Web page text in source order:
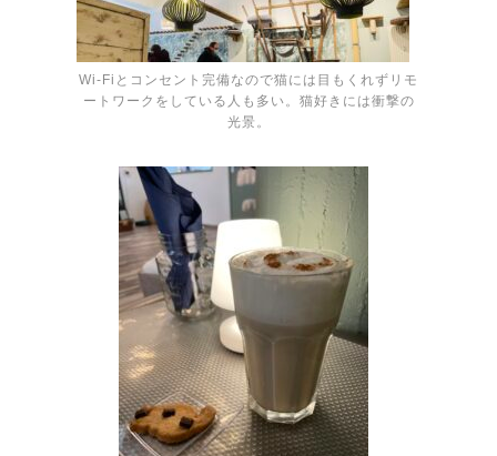
Wi-Fiとコンセント完備なので猫には目もくれずリモ
ートワークをしている人も多い。猫好きには衝撃の
光景。